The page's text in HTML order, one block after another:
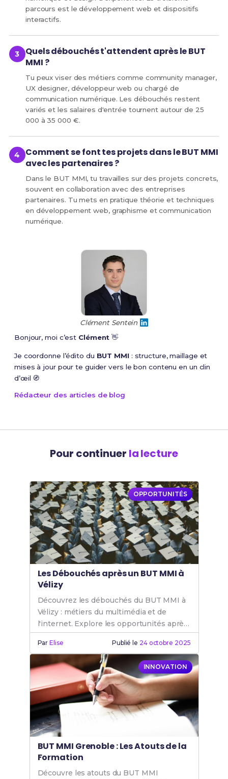
parcours est le développement web et dispositifs
interactifs.
Quels débouchés t'attendent après le BUT
MMI ?
Tu peux viser des métiers comme community manager,
UX designer, développeur web ou chargé de
communication numérique. Les débouchés restent
variés et les salaires d'entrée tournent autour de 25
000 à 35 000 €.
Comment se font tes projets dans le BUT MMI
avec les partenaires ?
Dans le BUT MMI, tu travailles sur des projets concrets,
souvent en collaboration avec des entreprises
partenaires. Tu mets en pratique théorie et techniques
en développement web, graphisme et communication
numérique.
Clément Sentein
Bonjour, moi c’est Clément 👋
Je coordonne l’édito du BUT MMI: structure, maillage et
mises à jour pour te guider vers le bon contenu en un clin
d’œil 🧭
Rédacteur des articles de blog
Pour continuer la lecture
OPPORTUNITÉS
Les Débouchés après un BUT MMI à
Vélizy
Découvrez les débouchés du BUT MMI à
Vélizy : métiers du multimédia et de
l'internet. Explore les opportunités après
un BUT MMI pour ta carrière.
ParElise Publié le 24 octobre 2025
INNOVATION
BUT MMI Grenoble : Les Atouts de la
Formation
Découvre les atouts du BUT MMI